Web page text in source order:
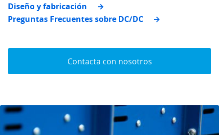
Diseño y fabricación
Preguntas Frecuentes sobre DC/DC
Contacta con nosotros